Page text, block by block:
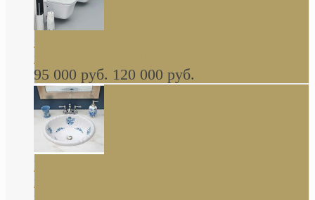
навесное КОМПЛЕКТ
95 000 руб. 120 000 руб.
Decorated Bathroom раковина овальная
встраиваемая для ванной с рисунком синяя